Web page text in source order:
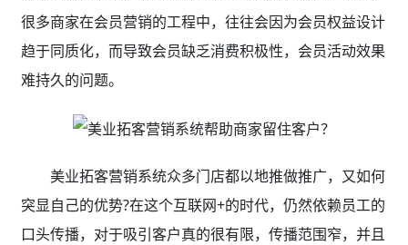
很多商家在会员营销的工程中，往往会因为会员权益设计
趋于同质化，而导致会员缺乏消费积极性，会员活动效果
难持久的问题。
美业拓客营销系统众多门店都以地推做推广，又如何
突显自己的优势?在这个互联网+的时代，仍然依赖员工的
口头传播，对于吸引客户真的很有限，传播范围窄，并且